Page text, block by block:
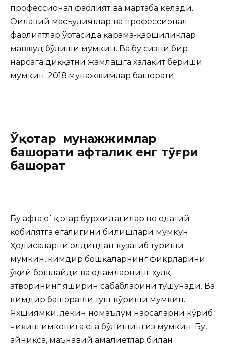
профессионал фаолият ва мартаба келади.
Оилавий масъулиятлар ва профессионал
фаолиятлар ўртасида қарама-қаршиликлар
мавжуд бўлиши мумкин. Ва бу сизни бир
нарсага диққатни жамлашга халақит бериши
мумкин. 2018 мунажжимлар башорати
Ўқотар мунажжимлар
башорати ҳафталик енг тўғри
башорат
Бу ҳафта о`қ отар буржидагилар но одатий
қобилятга егалигини билишлари мумкун.
Ҳодисаларни олдиндан кузатиб туриши
мумкин, кимдир бошқаларнинг фикрларини
ўқий бошлайди ва одамларнинг хулқ-
атворининг яширин сабабларини тушунади. Ва
кимдир башоратли туш кўриши мумкин.
Яхшиямки, лекин номаълум нарсаларни кўриб
чиқиш имконига ега бўлишингиз мумкин. Бу,
айниқса, маънавий амалиётлар билан